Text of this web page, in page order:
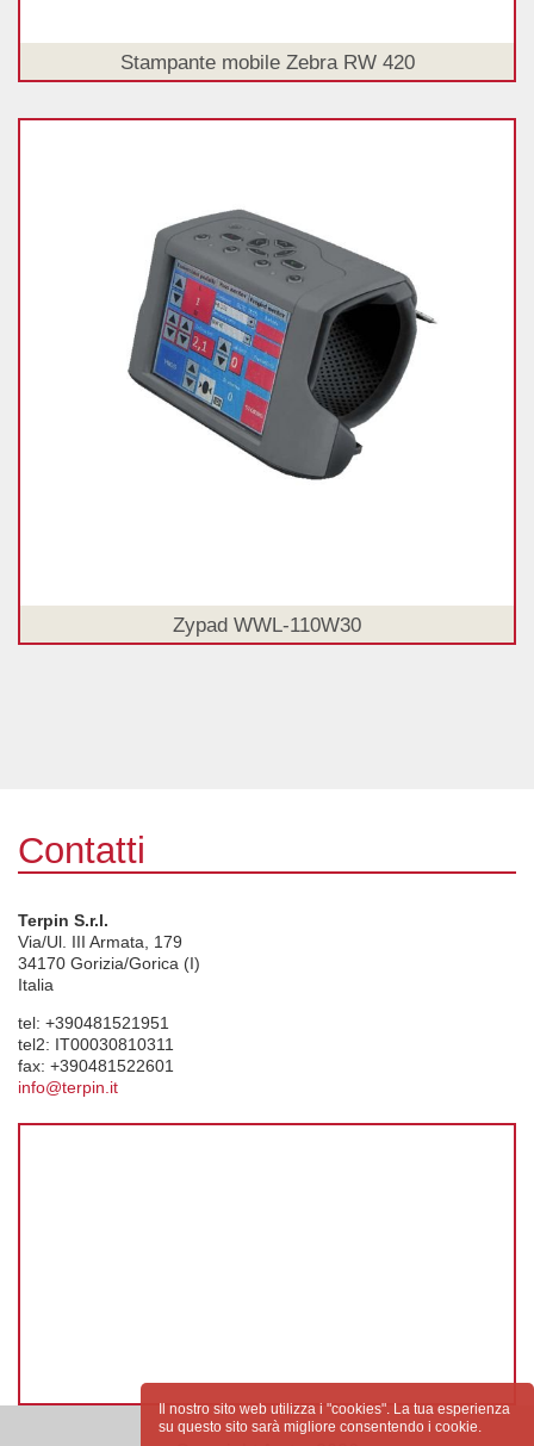
Stampante mobile Zebra RW 420
Zypad WWL-110W30
Contatti
Terpin S.r.l.
Via/Ul. III Armata, 179
34170 Gorizia/Gorica (I)
Italia
tel: +390481521951
tel2: IT00030810311
fax: +390481522601
info@terpin.it
Il nostro sito web utilizza i "cookies". La tua esperienza
su questo sito sarà migliore consentendo i cookie.